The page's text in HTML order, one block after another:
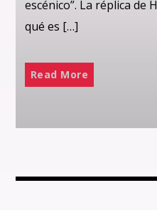
escénico”. La réplica de
qué es […]
Read More